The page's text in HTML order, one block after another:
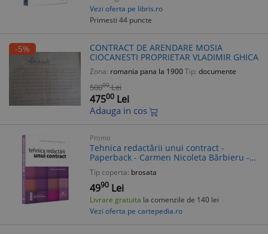
Vezi oferta pe libris.ro
Primesti 44 puncte
-5%
CONTRACT DE ARENDARE MOSIA
CIOCANESTI PROPRIETAR VLADIMIR GHICA
Zona: romania pana la 1900Tip: documente
50000 Lei
47500 Lei
Adauga in cos
Promo
Tehnica redactării unui contract -
Paperback - Carmen Nicoleta Bărbieru -
Universul Juridic - A II-a Editie
Tip coperta: brosata
4990 Lei
Livrare gratuita la comenzile de 140 lei
Vezi oferta pe cartepedia.ro